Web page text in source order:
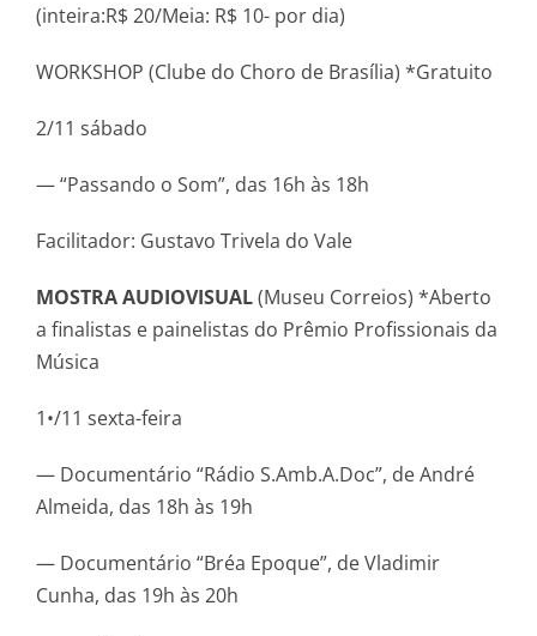
(inteira:R$ 20/Meia: R$ 10- por dia)
WORKSHOP (Clube do Choro de Brasília) *Gratuito
2/11 sábado
— “Passando o Som”, das 16h às 18h
Facilitador: Gustavo Trivela do Vale
MOSTRA AUDIOVISUAL(Museu Correios) *Aberto
a finalistas e painelistas do Prêmio Profissionais da
Música
1•/11 sexta-feira
— Documentário “Rádio S.Amb.A.Doc”, de André
Almeida, das 18h às 19h
— Documentário “Bréa Epoque”, de Vladimir
Cunha, das 19h às 20h